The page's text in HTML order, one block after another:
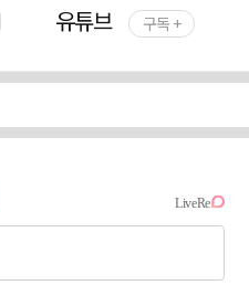
유튜브 구독 +